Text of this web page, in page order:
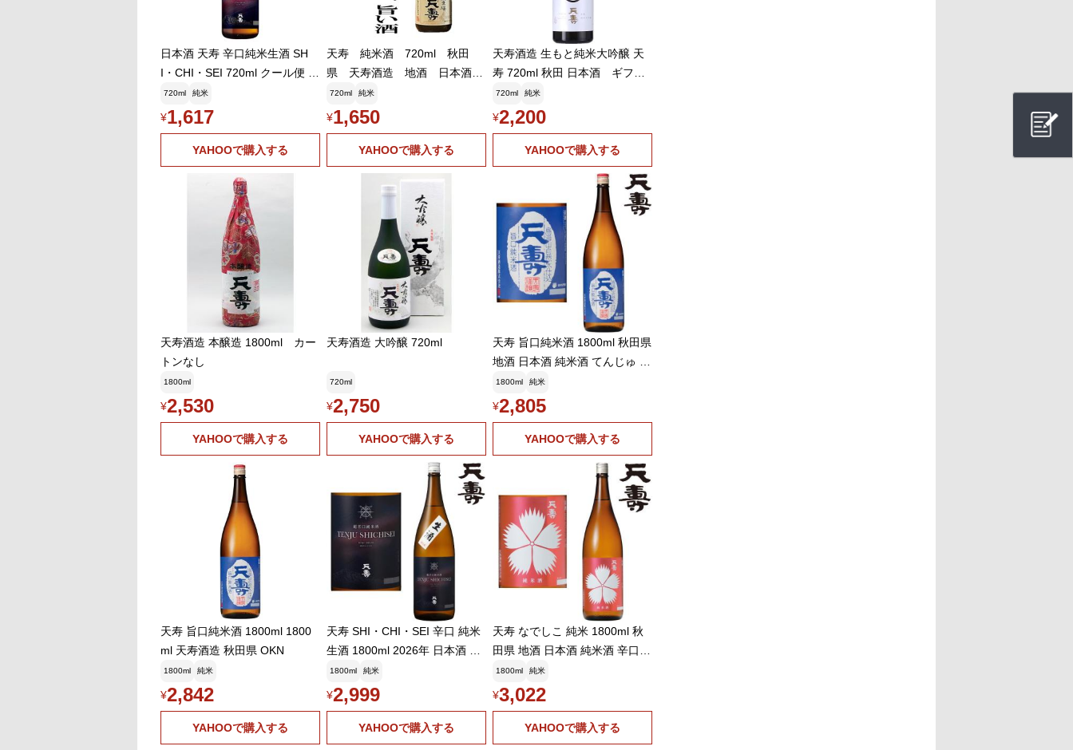
日本酒 天寿 辛口純米生酒 SH
I・CHI・SEI 720ml クール便 し
ちせい 秋田県
720ml 純米
¥1,617
YAHOOで購入する
天寿 純米酒 720ml 秋田
県 天寿酒造 地酒 日本酒
箱無 「よりどり6本以上で送
料無料」
720ml 純米
¥1,650
YAHOOで購入する
天寿酒造 生もと純米大吟醸 天
寿 720ml 秋田 日本酒 ギフト
プレゼント(4920185001646)
720ml 純米
¥2,200
YAHOOで購入する
天寿酒造 本醸造 1800ml カー
トンなし
1800ml
¥2,530
YAHOOで購入する
天寿酒造 大吟醸 720ml
720ml
¥2,750
YAHOOで購入する
天寿 旨口純米酒 1800ml 秋田県
地酒 日本酒 純米酒 てんじゅ 天
寿酒造 ギフト プレゼント
1800ml 純米
¥2,805
YAHOOで購入する
天寿 旨口純米酒 1800ml 1800
ml 天寿酒造 秋田県 OKN
1800ml 純米
¥2,842
YAHOOで購入する
天寿 SHI・CHI・SEI 辛口 純米
生酒 1800ml 2026年 日本酒 秋
田県 天寿酒造 てんじゅ 七星 純
米酒 夏 生酒 ギフト プレゼント
1800ml 純米
¥2,999
YAHOOで購入する
天寿 なでしこ 純米 1800ml 秋
田県 地酒 日本酒 純米酒 辛口
てんじゅ 天寿酒造 ギフト プレ
ゼント
1800ml 純米
¥3,022
YAHOOで購入する